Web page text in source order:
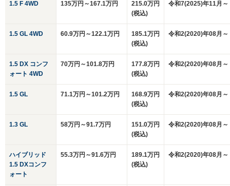
1.5 F 4WD 135万円～167.1万円
215.0万円
(税込)
令和7(2025)年11月～
1.5 GL 4WD 60.9万円～122.1万円
185.1万円
(税込)
令和2(2020)年08月～
1.5 DX コンフ
ォート 4WD
70万円～101.8万円
177.8万円
(税込)
令和2(2020)年08月～
1.5 GL 71.1万円～101.2万円
168.9万円
(税込)
令和2(2020)年08月～
1.3 GL 58万円～91.7万円
151.0万円
(税込)
令和2(2020)年08月～
ハイブリッド
1.5 DXコンフ
ォート
55.3万円～91.6万円
189.1万円
(税込)
令和2(2020)年08月～